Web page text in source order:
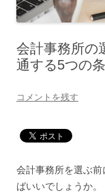
会計事務所の
通する5つの
コメントを残す
会計事務所を選ぶ
ばいいでしょうか。